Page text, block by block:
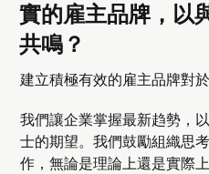
實的雇主品牌，以
共鳴？
建立積極有效的雇主品牌對
我們讓企業掌握最新趋勢，
士的期望。我們鼓勵組織思
作，無論是理論上還是實際上